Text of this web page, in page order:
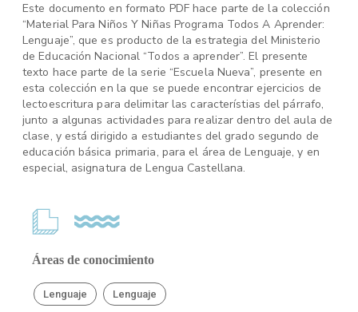
Este documento en formato PDF hace parte de la colección
“Material Para Niños Y Niñas Programa Todos A Aprender:
Lenguaje”, que es producto de la estrategia del Ministerio
de Educación Nacional “Todos a aprender”. El presente
texto hace parte de la serie “Escuela Nueva”, presente en
esta colección en la que se puede encontrar ejercicios de
lectoescritura para delimitar las característias del párrafo,
junto a algunas actividades para realizar dentro del aula de
clase, y está dirigido a estudiantes del grado segundo de
educación básica primaria, para el área de Lenguaje, y en
especial, asignatura de Lengua Castellana.
Áreas de conocimiento
Lenguaje Lenguaje